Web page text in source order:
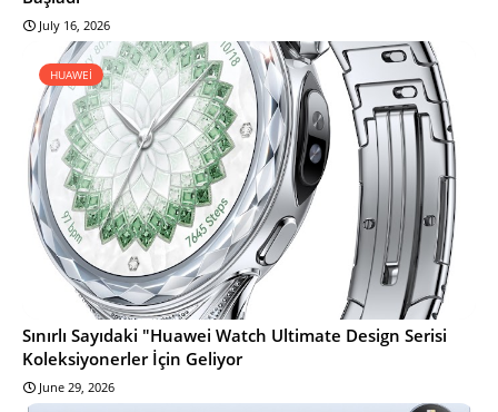
July 16, 2026
HUAWEİ
Sınırlı Sayıdaki "Huawei Watch Ultimate Design Serisi
Koleksiyonerler İçin Geliyor
June 29, 2026